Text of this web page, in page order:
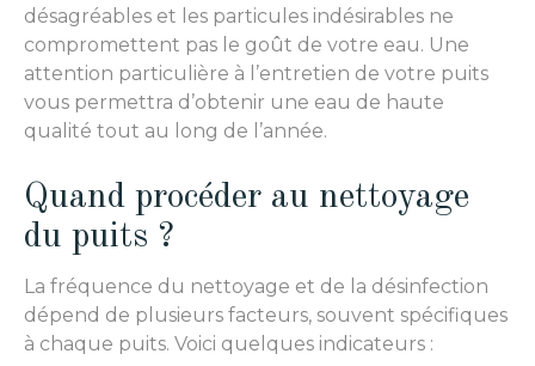
désagréables et les particules indésirables ne
compromettent pas le goût de votre eau. Une
attention particulière à l’entretien de votre puits
vous permettra d’obtenir une eau de haute
qualité tout au long de l’année.
Quand procéder au nettoyage
du puits ?
La fréquence du nettoyage et de la désinfection
dépend de plusieurs facteurs, souvent spécifiques
à chaque puits. Voici quelques indicateurs :